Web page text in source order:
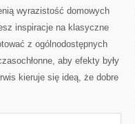
wyrazistość domowych
inspiracje na klasyczne
z ogólnodostępnych
aby efekty były
kieruje się ideą, że dobre